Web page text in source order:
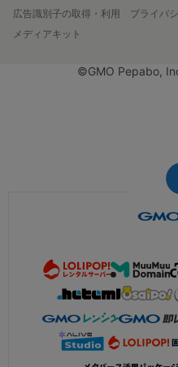
広告識別子の取得・利用
プライバ
メディアキット
©GMO Pepabo,